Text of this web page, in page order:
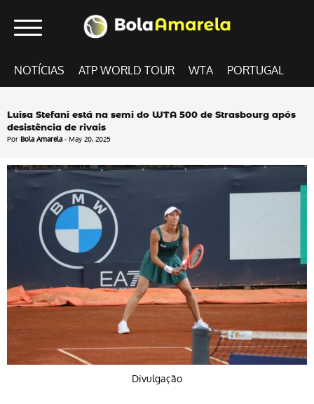
NOTÍCIAS ATP WORLD TOUR WTA PORTUGAL
Luisa Stefani está na semi do WTA 500 de Strasbourg após
desistência de rivais
Por Bola Amarela - May 20, 2025
Divulgação